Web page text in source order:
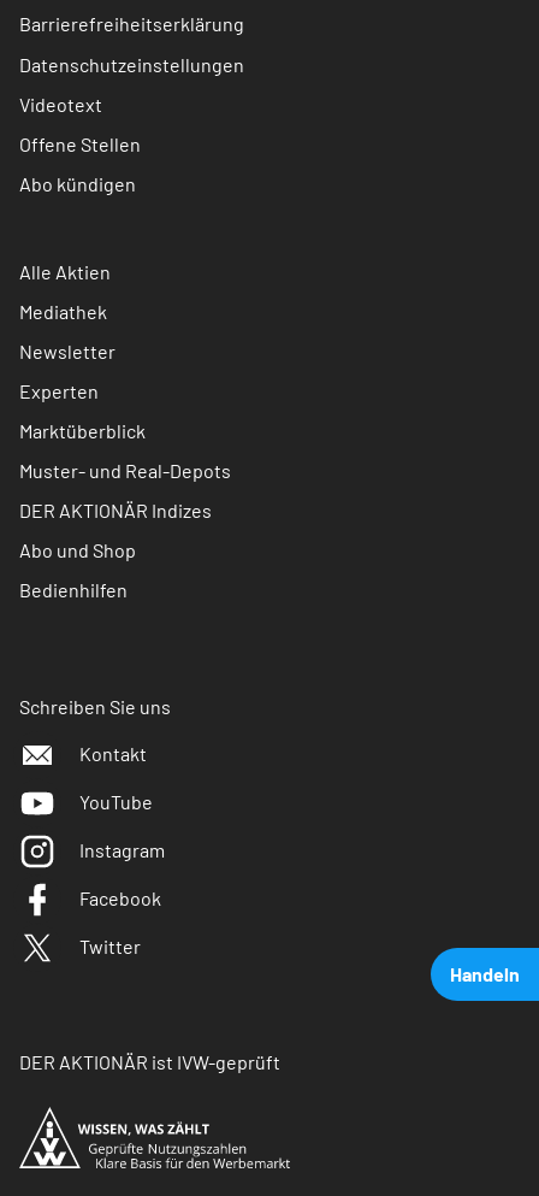
Handeln
Barrierefreiheitserklärung
Datenschutzeinstellungen
Videotext
Offene Stellen
Abo kündigen
Alle Aktien
Mediathek
Newsletter
Experten
Marktüberblick
Muster- und Real-Depots
DER AKTIONÄR Indizes
Abo und Shop
Bedienhilfen
Schreiben Sie uns
Kontakt
YouTube
Instagram
Facebook
Twitter
DER AKTIONÄR ist IVW-geprüft